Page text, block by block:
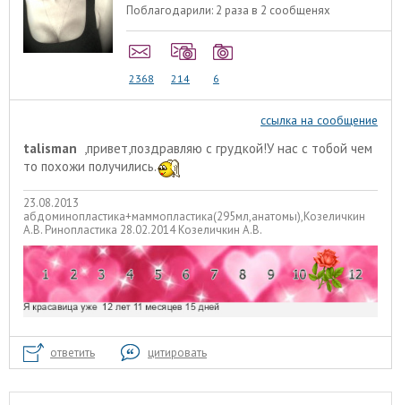
Поблагодарили: 2 раза в 2 сообщенях
2368 214 6
ссылка на сообщение
talisman ,привет,поздравляю с грудкой!У нас с тобой чем
то похожи получились.
23.08.2013
абдоминопластика+маммопластика(295мл,анатомы),Козеличкин
А.В. Ринопластика 28.02.2014 Козеличкин А.В.
ответить цитировать